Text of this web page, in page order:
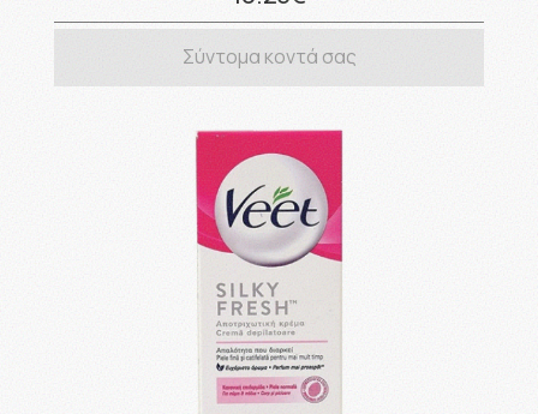
Σύντομα κοντά σας